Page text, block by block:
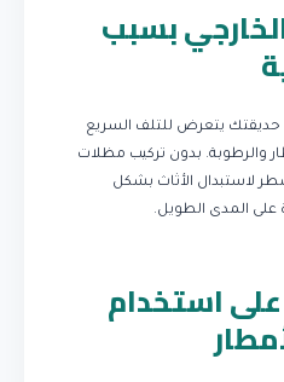
بسبب
حديقتك يتعرض للتلف السريع
والرطوبة. بدون تركيب مظلات
لاستبدال الأثاث بشكل
على المدى الطويل.
استخدام